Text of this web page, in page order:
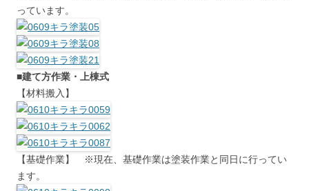
っています。
■建て方作業・上棟式
【材料搬入】
【基礎作業】 ※現在、基礎作業は塗装作業と同日に行ってい
ます。